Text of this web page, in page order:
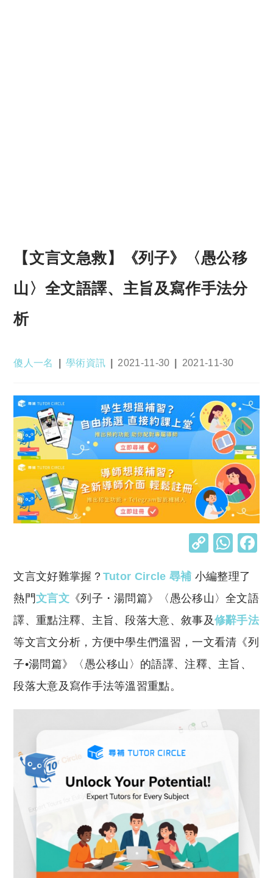
【文言文急救】《列子》〈愚公移
山〉全文語譯、主旨及寫作手法分
析
Post
傻人一名
Post
學術資訊
Post
2021-11-30
Post
2021-11-30
C
p
y
Li
n
k
W
at
s
A
p
文言文好難掌握？ Tutor Circle 尋補 小編整理了
熱門文言文《列子・湯問篇》〈愚公移山〉全文語
譯、重點注釋、主旨、段落大意、敘事及修辭手法
等文言文分析，方便中學生們溫習，一文看清《列
子•湯問篇》〈愚公移山〉的語譯、注釋、主旨、
段落大意及寫作手法等溫習重點。